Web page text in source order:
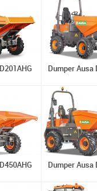
Dumper Ausa
Dumper Ausa